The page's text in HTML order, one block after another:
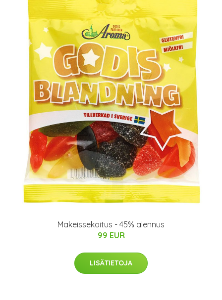
Makeissekoitus - 45% alennus
99 EUR
LISÄTIETOJA